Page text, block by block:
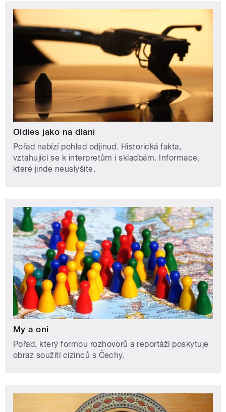
Oldies jako na dlani
Pořad nabízí pohled odjinud. Historická fakta,
vztahující se k interpretům i skladbám. Informace,
které jinde neuslyšíte.
My a oni
Pořad, který formou rozhovorů a reportáží poskytuje
obraz soužití cizinců s Čechy.